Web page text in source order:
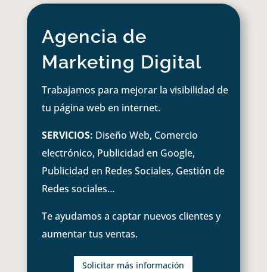
Agencia de
Marketing Digital
Trabajamos para mejorar la visibilidad de
tu página web en internet.
SERVICIOS: Diseño Web, Comercio
electrónico, Publicidad en Google,
Publicidad en Redes Sociales, Gestión de
Redes sociales…
Te ayudamos a captar nuevos clientes y
aumentar tus ventas.
Solicitar más información